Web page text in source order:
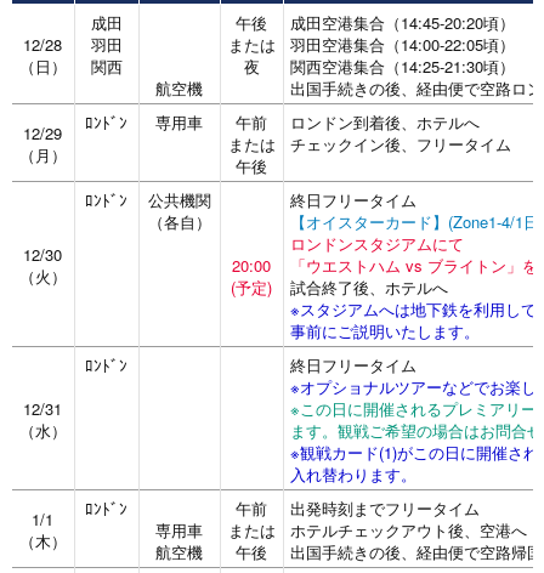
12/28
（日）
成田
羽田
関西
航空機
午後
または
夜
成田空港集合（14:45-20:20頃）
羽田空港集合（14:00-22:05頃）
関西空港集合（14:25-21:30頃）
出国手続きの後、経由便で空路ロ
12/29
（月）
ﾛﾝﾄﾞﾝ 専用車
午前
または
午後
ロンドン到着後、ホテルへ
チェックイン後、フリータイム
12/30
（火）
ﾛﾝﾄﾞﾝ
公共機関
（各自）
20:00
(予定)
終日フリータイム
【オイスターカード】(Zone1-4/1
ロンドンスタジアムにて
「ウエストハム vs ブライトン」を
試合終了後、ホテルへ
※スタジアムへは地下鉄を利用し
事前にご説明いたします。
12/31
（水）
ﾛﾝﾄﾞﾝ
終日フリータイム
※オプショナルツアーなどでお楽し
※この日に開催されるプレミアリ
ます。観戦ご希望の場合はお問合
※観戦カード(1)がこの日に開催さ
入れ替わります。
1/1
（木）
ﾛﾝﾄﾞﾝ
専用車
航空機
午前
または
午後
出発時刻までフリータイム
ホテルチェックアウト後、空港へ
出国手続きの後、経由便で空路帰